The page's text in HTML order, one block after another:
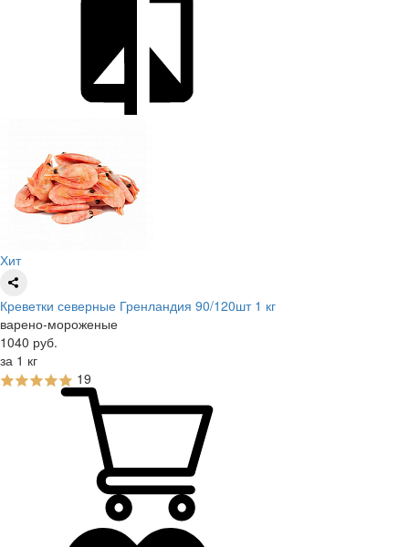
Хит
Креветки северные Гренландия 90/120шт 1 кг
варено-мороженые
1040 руб.
за 1 кг
19